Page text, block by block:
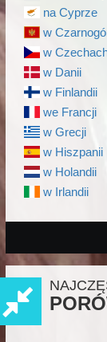
na Cyprze
w
w
w Danii
w Finlandii
we Francji
w Grecji
w Hiszpanii
w Holandii
w Irlandii